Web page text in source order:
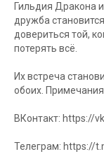
Гильдия Дракона
дружба
довериться той,
потерять всё.
Их встреча
обоих.
ВКонтакт: https://
Телеграм: https://